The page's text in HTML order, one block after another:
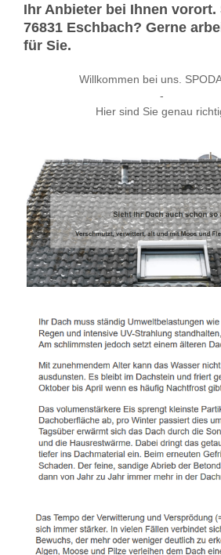
Ihr Anbieter bei Ihnen vorort.
76831 Eschbach? Gerne
für Sie.
Willkommen bei uns.
-
Hier sind Sie genau